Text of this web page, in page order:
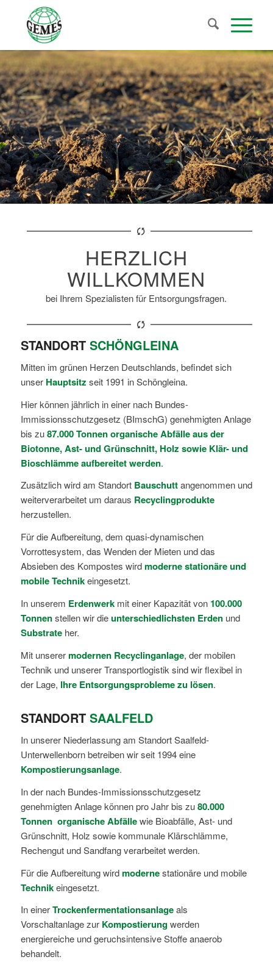
HERZLICH
WILLKOMMEN
bei Ihrem Spezialisten für Entsorgungsfragen.
STANDORT SCHÖNGLEINA
Mitten im grünen Herzen Deutschlands, befindet sich
unser Hauptsitz seit 1991 in Schöngleina.
Hier können jährlich in einer nach Bundes-
Immissionsschutzgesetz (BImschG) genehmigten Anlage
bis zu87.000 Tonnen organische Abfälle aus der
Biotonne, Ast- und Grünschnitt, Holz sowie Klär- und
Bioschlämme aufbereitet werden.
Zusätzlich wird am Standort Bauschuttangenommen und
weiterverarbeitet um daraus Recyclingprodukte
herzustellen.
Für die Aufbereitung, dem quasi-dynamischen
Vorrottesystem, das Wenden der Mieten und das
Absieben des Kompostes wirdmoderne stationäre und
mobile Technikeingesetzt.
In unserem Erdenwerkmit einer Kapazität von 100.000
Tonnenstellen wir dieunterschiedlichsten Erdenund
Substrateher.
Mit unserermodernen Recyclinganlage, der mobilen
Technik und unserer Transportlogistik sind wir flexibel in
der Lage, Ihre Entsorgungsprobleme zu lösen.
STANDORT SAALFELD
In unserer Niederlassung am Standort Saalfeld-
Unterwellenborn betreiben wir seit 1994 eine
Kompostierungsanlage.
In der nach Bundes-Immissionsschutzgesetz
genehmigten Anlage können pro Jahr bis zu80.000
Tonnen organische Abfällewie Bioabfälle, Ast- und
Grünschnitt, Holz sowie kommunale Klärschlämme,
Rechengut und Sandfang verarbeitet werden.
Für die Aufbereitung wirdmodernestationäre und mobile
Technikeingesetzt.
In einerTrockenfermentationsanlageals
Vorschaltanlage zur Kompostierungwerden
energiereiche und geruchsintensive Stoffe anaerob
behandelt.